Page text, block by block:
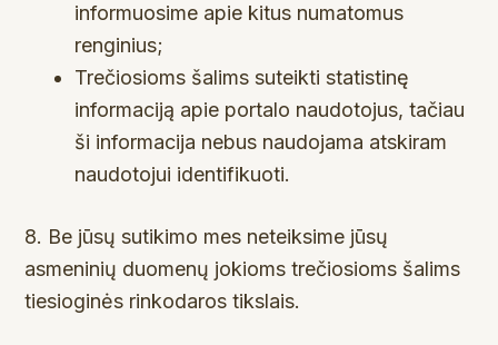
informuosime apie kitus numatomus
renginius;
Trečiosioms šalims suteikti statistinę
informaciją apie portalo naudotojus, tačiau
ši informacija nebus naudojama atskiram
naudotojui identifikuoti.
8. Be jūsų sutikimo mes neteiksime jūsų
asmeninių duomenų jokioms trečiosioms šalims
tiesioginės rinkodaros tikslais.